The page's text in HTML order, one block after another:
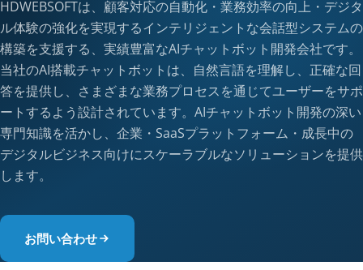
HDWEBSOFTは、顧客対応の自動化・業務効率の向上・デジタ
ル体験の強化を実現するインテリジェントな会話型システムの
構築を支援する、実績豊富なAIチャットボット開発会社です。
当社のAI搭載チャットボットは、自然言語を理解し、正確な回
答を提供し、さまざまな業務プロセスを通じてユーザーをサポ
ートするよう設計されています。AIチャットボット開発の深い
専門知識を活かし、企業・SaaSプラットフォーム・成長中の
デジタルビジネス向けにスケーラブルなソリューションを提供
します。
お問い合わせ